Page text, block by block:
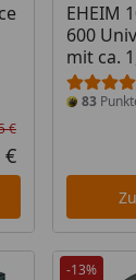
Rabatt in
Ursprünglicher
€
Aktueller Preis
€
EHEIM
600
mit ca.
83
-13%